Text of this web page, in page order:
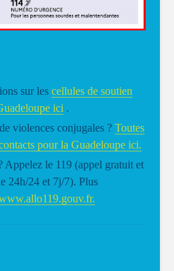
sur les cellules de soutien
ici .
violences conjugales ? Toutes
pour la Guadeloupe ici.
Appelez le 119 (appel gratuit et
24h/24 et 7j/7). Plus